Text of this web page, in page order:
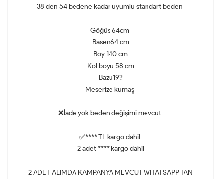
38 den 54 bedene kadar uyumlu standart beden
Göğüs 64cm
Basen64 cm
Boy 140 cm
Kol boyu 58 cm
Bazu19?
Meserize kumaş
❌İade yok beden değişimi mevcut
✅**** TL kargo dahil
2 adet **** kargo dahil
2 ADET ALIMDA KAMPANYA MEVCUT WHATSAPP TAN